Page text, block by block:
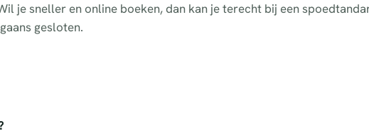
je sneller en online boeken, dan kan je terecht bij een
gesloten.